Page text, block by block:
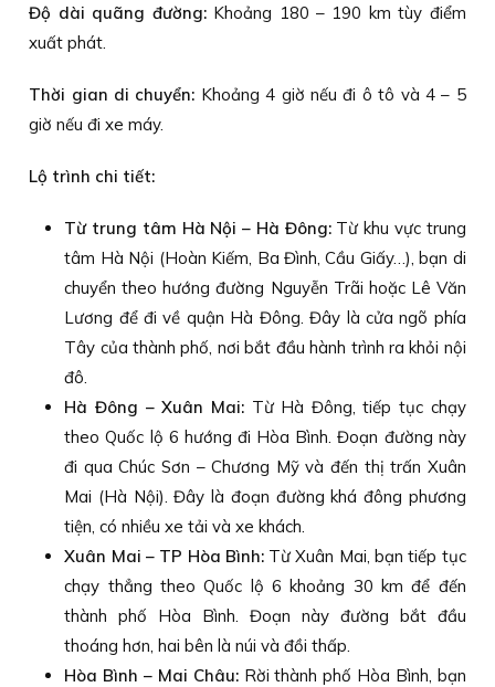
Độ dài quãng đường: Khoảng 180 – 190 km tùy điểm
xuất phát.
Thời gian di chuyển: Khoảng 4 giờ nếu đi ô tô và 4 – 5
giờ nếu đi xe máy.
Lộ trình chi tiết:
Từ trung tâm Hà Nội – Hà Đông: Từ khu vực trung
tâm Hà Nội (Hoàn Kiếm, Ba Đình, Cầu Giấy…), bạn di
chuyển theo hướng đường Nguyễn Trãi hoặc Lê Văn
Lương để đi về quận Hà Đông. Đây là cửa ngõ phía
Tây của thành phố, nơi bắt đầu hành trình ra khỏi nội
đô.
Hà Đông – Xuân Mai: Từ Hà Đông, tiếp tục chạy
theo Quốc lộ 6 hướng đi Hòa Bình. Đoạn đường này
đi qua Chúc Sơn – Chương Mỹ và đến thị trấn Xuân
Mai (Hà Nội). Đây là đoạn đường khá đông phương
tiện, có nhiều xe tải và xe khách.
Xuân Mai – TP Hòa Bình: Từ Xuân Mai, bạn tiếp tục
chạy thẳng theo Quốc lộ 6 khoảng 30 km để đến
thành phố Hòa Bình. Đoạn này đường bắt đầu
thoáng hơn, hai bên là núi và đồi thấp.
Hòa Bình – Mai Châu: Rời thành phố Hòa Bình, bạn